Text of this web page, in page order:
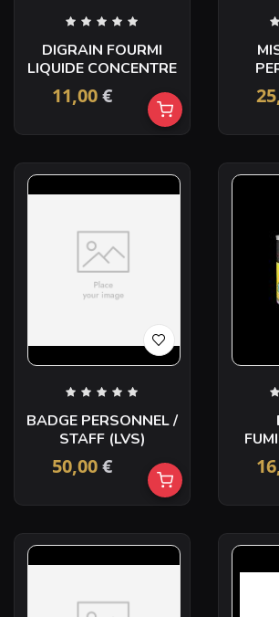
DIGRAIN FOURMI
LIQUIDE CONCENTRE
11,00€
BADGE PERSONNEL /
STAFF (LVS)
50,00€